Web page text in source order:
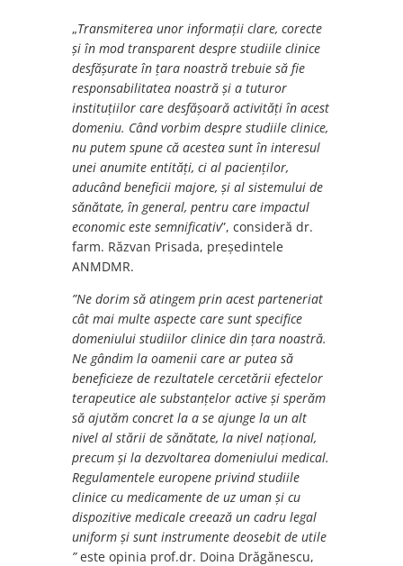
„Transmiterea unor informații clare, corecte
și în mod transparent despre studiile clinice
desfășurate în țara noastră trebuie să fie
responsabilitatea noastră și a tuturor
instituțiilor care desfășoară activități în acest
domeniu. Când vorbim despre studiile clinice,
nu putem spune că acestea sunt în interesul
unei anumite entități, ci al pacienților,
aducând beneficii majore, și al sistemului de
sănătate, în general, pentru care impactul
economic este semnificativ”, consideră dr.
farm. Răzvan Prisada, președintele
ANMDMR.
”Ne dorim să atingem prin acest parteneriat
cât mai multe aspecte care sunt specifice
domeniului studiilor clinice din țara noastră.
Ne gândim la oamenii care ar putea să
beneficieze de rezultatele cercetării efectelor
terapeutice ale substanțelor active și sperăm
să ajutăm concret la a se ajunge la un alt
nivel al stării de sănătate, la nivel național,
precum și la dezvoltarea domeniului medical.
Regulamentele europene privind studiile
clinice cu medicamente de uz uman și cu
dispozitive medicale creează un cadru legal
uniform și sunt instrumente deosebit de utile
”este opinia prof.dr. Doina Drăgănescu,